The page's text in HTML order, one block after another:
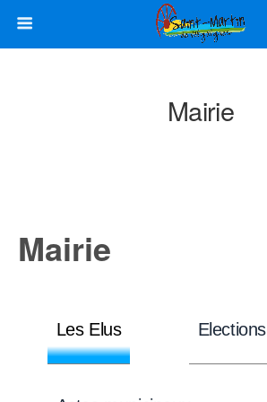
Mairie
Mairie
Les Elus Elections